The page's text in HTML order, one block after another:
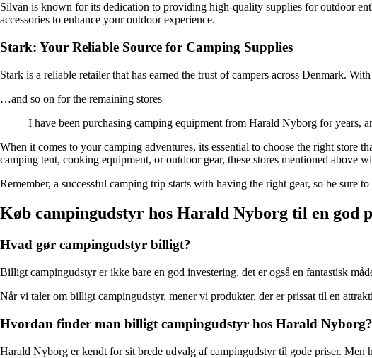
Silvan is known for its dedication to providing high-quality supplies for outdoor
accessories to enhance your outdoor experience.
Stark: Your Reliable Source for Camping Supplies
Stark is a reliable retailer that has earned the trust of campers across Denmark.
…and so on for the remaining stores
I have been purchasing camping equipment from Harald Nyborg for years,
When it comes to your camping adventures, its essential to choose the right store
camping tent, cooking equipment, or outdoor gear, these stores mentioned above
Remember, a successful camping trip starts with having the right gear, so be sure
Køb campingudstyr hos Harald Nyborg til en god
Hvad gør campingudstyr billigt?
Billigt campingudstyr er ikke bare en god investering, det er også en fantastisk
Når vi taler om billigt campingudstyr, mener vi produkter, der er prissat til en
Hvordan finder man billigt campingudstyr hos Harald Nyborg?
Harald Nyborg er kendt for sit brede udvalg af campingudstyr til gode priser. Men